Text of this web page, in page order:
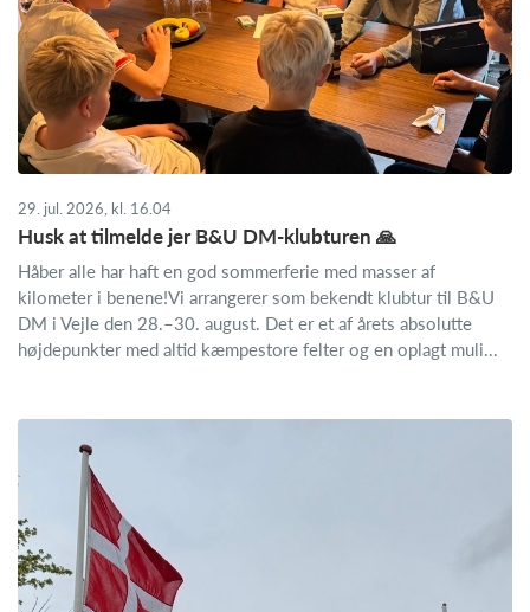
29. jul. 2026, kl. 16.04
Husk at tilmelde jer B&U DM-klubturen 🙏
Håber alle har haft en god sommerferie med masser af
kilometer i benene!Vi arrangerer som bekendt klubtur til B&U
DM i Vejle den 28.–30. august. Det er et af årets absolutte
højdepunkter med altid kæmpestore felter og en oplagt muli...